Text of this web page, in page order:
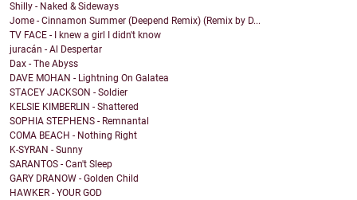
Shilly - Naked & Sideways
Jome - Cinnamon Summer (Deepend Remix) (Remix by D...
TV FACE - I knew a girl I didn't know
juracán - Al Despertar
Dax - The Abyss
DAVE MOHAN - Lightning On Galatea
STACEY JACKSON - Soldier
KELSIE KIMBERLIN - Shattered
SOPHIA STEPHENS - Remnantal
COMA BEACH - Nothing Right
K-SYRAN - Sunny
SARANTOS - Can't Sleep
GARY DRANOW - Golden Child
HAWKER - YOUR GOD